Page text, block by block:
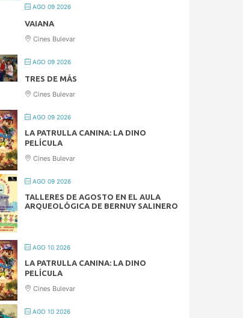
AGO 09 2026
VAIANA
Cines Bulevar
AGO 09 2026
TRES DE MÁS
Cines Bulevar
AGO 09 2026
LA PATRULLA CANINA: LA DINO
PELÍCULA
Cines Bulevar
AGO 09 2026
TALLERES DE AGOSTO EN EL AULA
ARQUEOLÓGICA DE BERNUY SALINERO
AGO 10 2026
LA PATRULLA CANINA: LA DINO
PELÍCULA
Cines Bulevar
AGO 10 2026